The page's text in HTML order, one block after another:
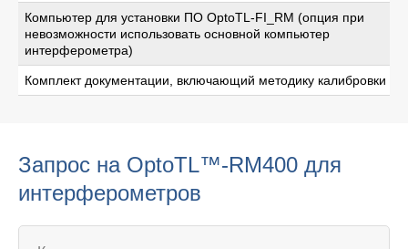
Компьютер для установки ПО OptoTL-FI_RM (опция при
невозможности использовать основной компьютер
интерферометра)
Комплект документации, включающий методику калибровки
Запрос на OptoTL™-RM400 для
интерферометров